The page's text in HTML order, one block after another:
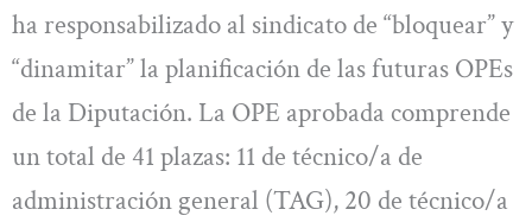
ha responsabilizado al sindicato de “bloquear” y
“dinamitar” la planificación de las futuras OPEs
de la Diputación. La OPE aprobada comprende
un total de 41 plazas: 11 de técnico/a de
administración general (TAG), 20 de técnico/a